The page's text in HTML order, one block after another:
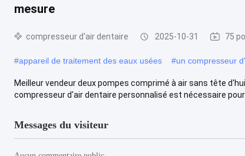
mesure
compresseur d'air dentaire 2025-10-31 75
#appareil de traitement des eaux usées #un compresseur
Meilleur vendeur deux pompes comprimé à air sans tête
compresseur d'air dentaire personnalisé est nécessaire pour
Messages du visiteur